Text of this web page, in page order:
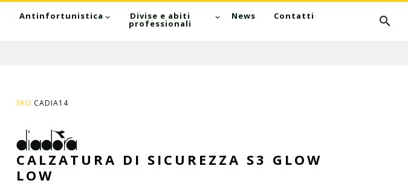
Antinfortunistica Divise e abiti
professionali
News Contatti Cerca
SKU CADIA14
CALZATURA DI SICUREZZA S3 GLOW
LOW